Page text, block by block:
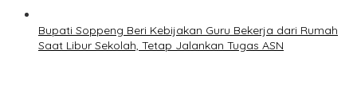
Bupati Soppeng Beri Kebijakan Guru Bekerja dari Rumah
Saat Libur Sekolah, Tetap Jalankan Tugas ASN